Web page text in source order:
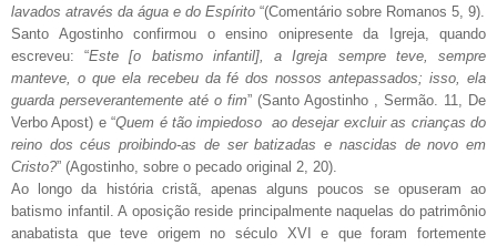
lavados através da água e do Espírito “(Comentário sobre Romanos 5, 9).
Santo Agostinho confirmou o ensino onipresente da Igreja, quando
escreveu: “Este [o batismo infantil], a Igreja sempre teve, sempre
manteve, o que ela recebeu da fé dos nossos antepassados; isso, ela
guarda perseverantemente até o fim” (Santo Agostinho , Sermão. 11, De
Verbo Apost) e “Quem é tão impiedoso ao desejar excluir as crianças do
reino dos céus proibindo-as de ser batizadas e nascidas de novo em
Cristo?” (Agostinho, sobre o pecado original 2, 20).
Ao longo da história cristã, apenas alguns poucos se opuseram ao
batismo infantil. A oposição reside principalmente naquelas do patrimônio
anabatista que teve origem no século XVI e que foram fortemente